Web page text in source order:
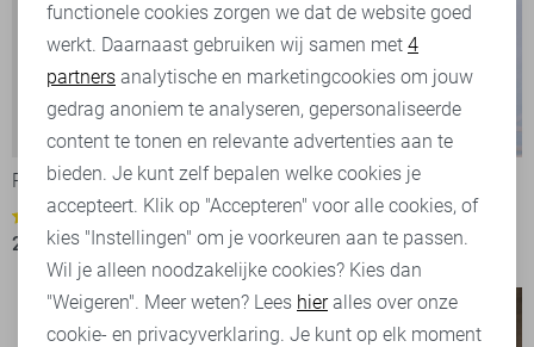
PME legend T-shirt
25,00 49,99
NZA T-shirt
25,00 49,99
Analytische cookies
Marketing cookies
functionele cookies zorgen we dat de website goed
werkt. Daarnaast gebruiken wij samen met 4
partners analytische en marketingcookies om jouw
gedrag anoniem te analyseren, gepersonaliseerde
content te tonen en relevante advertenties aan te
bieden. Je kunt zelf bepalen welke cookies je
accepteert. Klik op "Accepteren" voor alle cookies, of
kies "Instellingen" om je voorkeuren aan te passen.
Wil je alleen noodzakelijke cookies? Kies dan
"Weigeren". Meer weten? Lees hieralles over onze
cookie- en privacyverklaring. Je kunt op elk moment